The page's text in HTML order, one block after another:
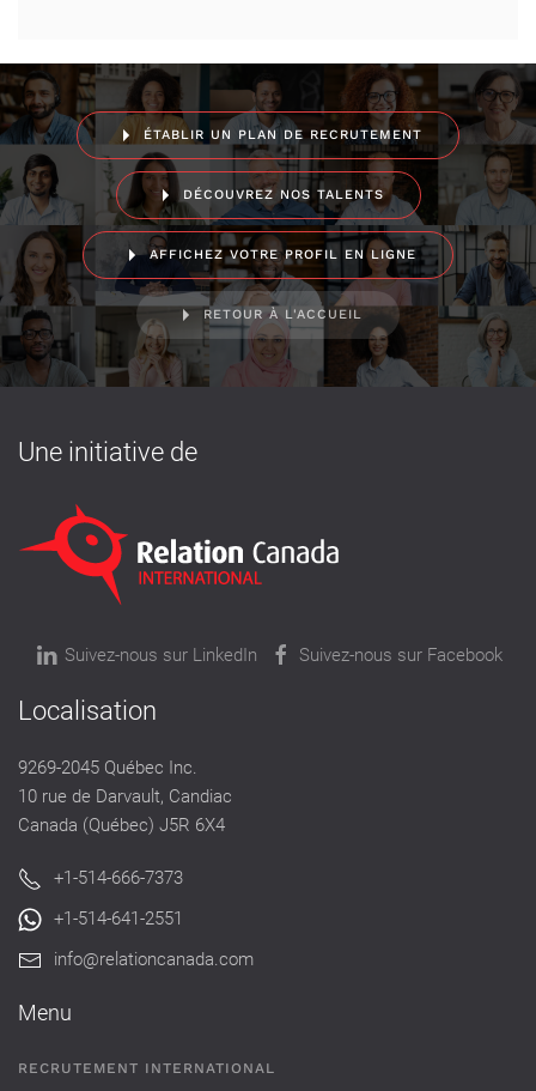
ÉTABLIR UN PLAN DE RECRUTEMENT
DÉCOUVREZ NOS TALENTS
AFFICHEZ VOTRE PROFIL EN LIGNE
RETOUR À L'ACCUEIL
Une initiative de
Suivez-nous sur LinkedIn Suivez-nous sur Facebook
Localisation
9269-2045 Québec Inc.
10 rue de Darvault, Candiac
Canada (Québec) J5R 6X4
+1-514-666-7373
+1-514-641-2551
info@relationcanada.com
Menu
RECRUTEMENT INTERNATIONAL